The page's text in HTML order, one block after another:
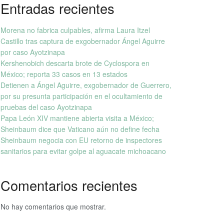
Entradas recientes
Morena no fabrica culpables, afirma Laura Itzel
Castillo tras captura de exgobernador Ángel Aguirre
por caso Ayotzinapa
Kershenobich descarta brote de Cyclospora en
México; reporta 33 casos en 13 estados
Detienen a Ángel Aguirre, exgobernador de Guerrero,
por su presunta participación en el ocultamiento de
pruebas del caso Ayotzinapa
Papa León XIV mantiene abierta visita a México;
Sheinbaum dice que Vaticano aún no define fecha
Sheinbaum negocia con EU retorno de inspectores
sanitarios para evitar golpe al aguacate michoacano
Comentarios recientes
No hay comentarios que mostrar.